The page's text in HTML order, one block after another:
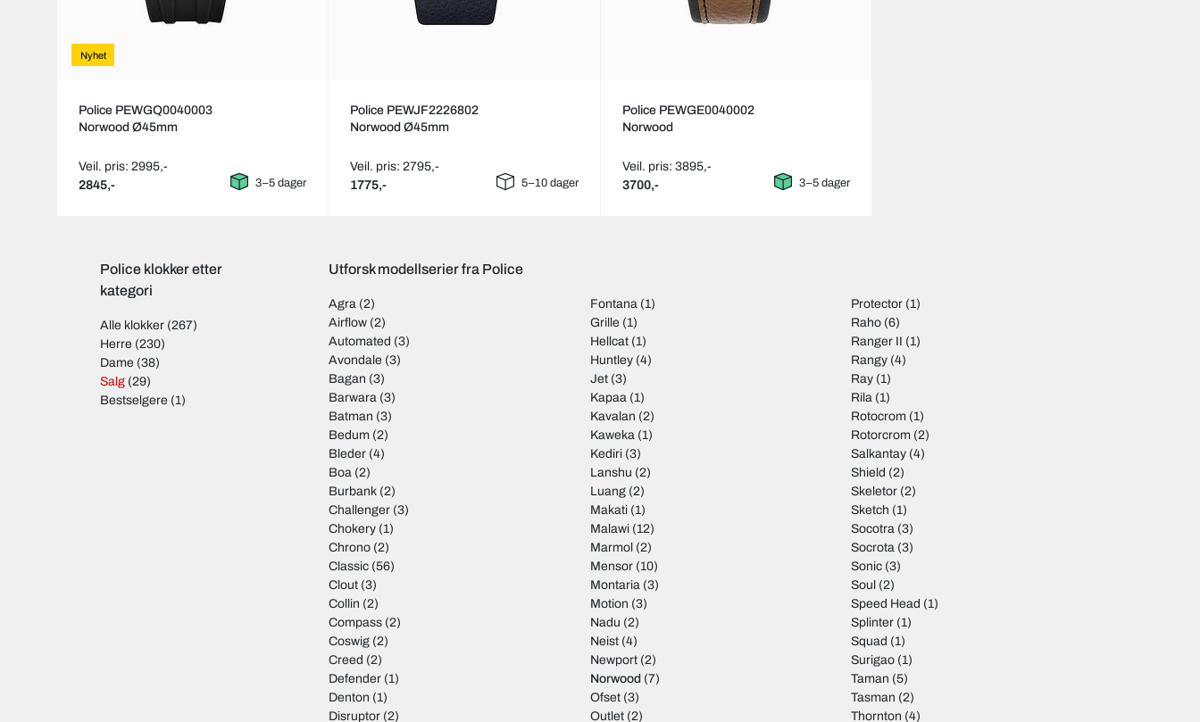
Nyhet
Police PEWGQ0040003
Norwood Ø45mm
Veil. pris: 2995,-
2845,- 3–5 dager
Police PEWJF2226802
Norwood Ø45mm
Veil. pris: 2795,-
1775,- 5–10 dager
Police PEWGE0040002
Norwood
Veil. pris: 3895,-
3700,- 3–5 dager
Police klokker etter
kategori
Alle klokker (267)
Herre (230)
Dame (38)
Salg (29)
Bestselgere (1)
Utforsk modellserier fra Police
Agra (2)
Airflow (2)
Automated (3)
Avondale (3)
Bagan (3)
Barwara (3)
Batman (3)
Bedum (2)
Bleder (4)
Boa (2)
Burbank (2)
Challenger (3)
Chokery (1)
Chrono (2)
Classic (56)
Clout (3)
Collin (2)
Compass (2)
Coswig (2)
Creed (2)
Defender (1)
Denton (1)
Disruptor (2)
Fontana(1)
Grille (1)
Hellcat(1)
Huntley(4)
Jet(3)
Kapaa(1)
Kavalan (2)
Kaweka(1)
Kediri(3)
Lanshu (2)
Luang(2)
Makati(1)
Malawi(12)
Marmol (2)
Mensor(10)
Montaria(3)
Motion (3)
Nadu (2)
Neist(4)
Newport(2)
Norwood (7)
Ofset(3)
Outlet(2)
Protector (1)
Raho (6)
Ranger II (1)
Rangy (4)
Ray (1)
Rila (1)
Rotocrom (1)
Rotorcrom (2)
Salkantay (4)
Shield (2)
Skeletor (2)
Sketch (1)
Socotra (3)
Socrota (3)
Sonic (3)
Soul (2)
Speed Head (1)
Splinter (1)
Squad (1)
Surigao (1)
Taman (5)
Tasman (2)
Thornton (4)